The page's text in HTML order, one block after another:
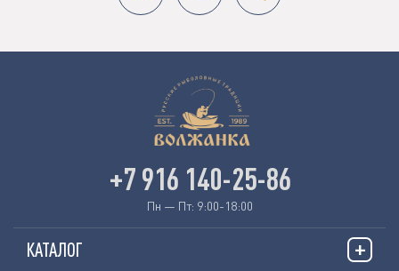
КАТАЛОГ
+7 916 140-25-86
Пн — Пт: 9:00-18:00